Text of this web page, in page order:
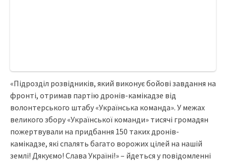
«Підрозділ розвідників, який виконує бойові завдання на
фронті, отримав партію дронів-камікадзе від
волонтерського штабу «Українська команда». У межах
великого збору «Української команди» тисячі громадян
пожертвували на придбання 150 таких дронів-
камікадзе, які спалять багато ворожих цілей на нашій
землі! Дякуємо! Слава Україні!» – йдеться у повідомленні